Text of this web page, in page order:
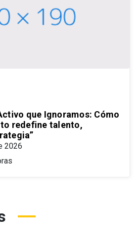
que Ignoramos: Cómo
redefine talento,
2026